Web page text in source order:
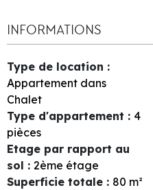
INFORMATIONS
Type de location :
Appartement dans
Chalet
Type d'appartement : 4
pièces
Etage par rapport au
sol : 2ème étage
Superficie totale : 80 m²